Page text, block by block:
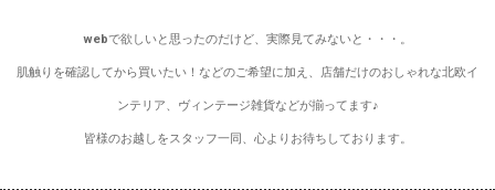
webで欲しいと思ったのだけど、実際見てみないと・・・。
肌触りを確認してから買いたい！などのご希望に加え、店舗だけのおしゃれな北欧イ
ンテリア、ヴィンテージ雑貨などが揃ってます♪
皆様のお越しをスタッフ一同、心よりお待ちしております。